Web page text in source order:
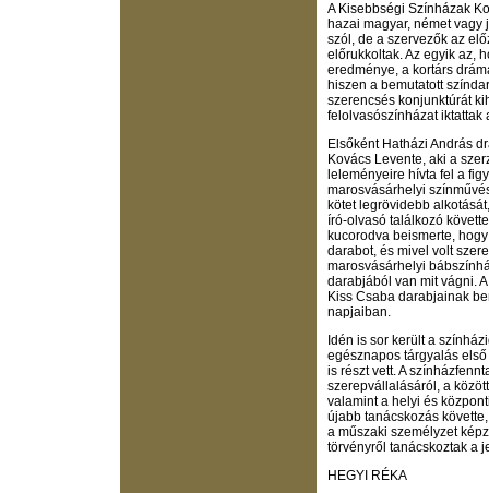
A Kisebbségi Színházak
hazai magyar, német
szól, de a szervezők az
előrukkoltak. Az egyik az,
eredménye, a kortárs
hiszen a bemutatott
szerencsés konjunktúrát
felolvasószínházat iktattak
Elsőként Hatházi András
Kovács Levente, aki a
leleményeire hívta fel a
marosvásárhelyi
kötet legrövidebb
író-olvasó találkozó
kucorodva beismerte,
darabot, és mivel volt
marosvásárhelyi
darabjából van mit vágni.
Kiss Csaba darabjainak
napjaiban.
Idén is sor került a
egésznapos tárgyalás
is részt vett. A
szerepvállalásáról, a
valamint a helyi és
újabb tanácskozás
a műszaki személyzet
törvényről tanácskoztak a
HEGYI RÉKA